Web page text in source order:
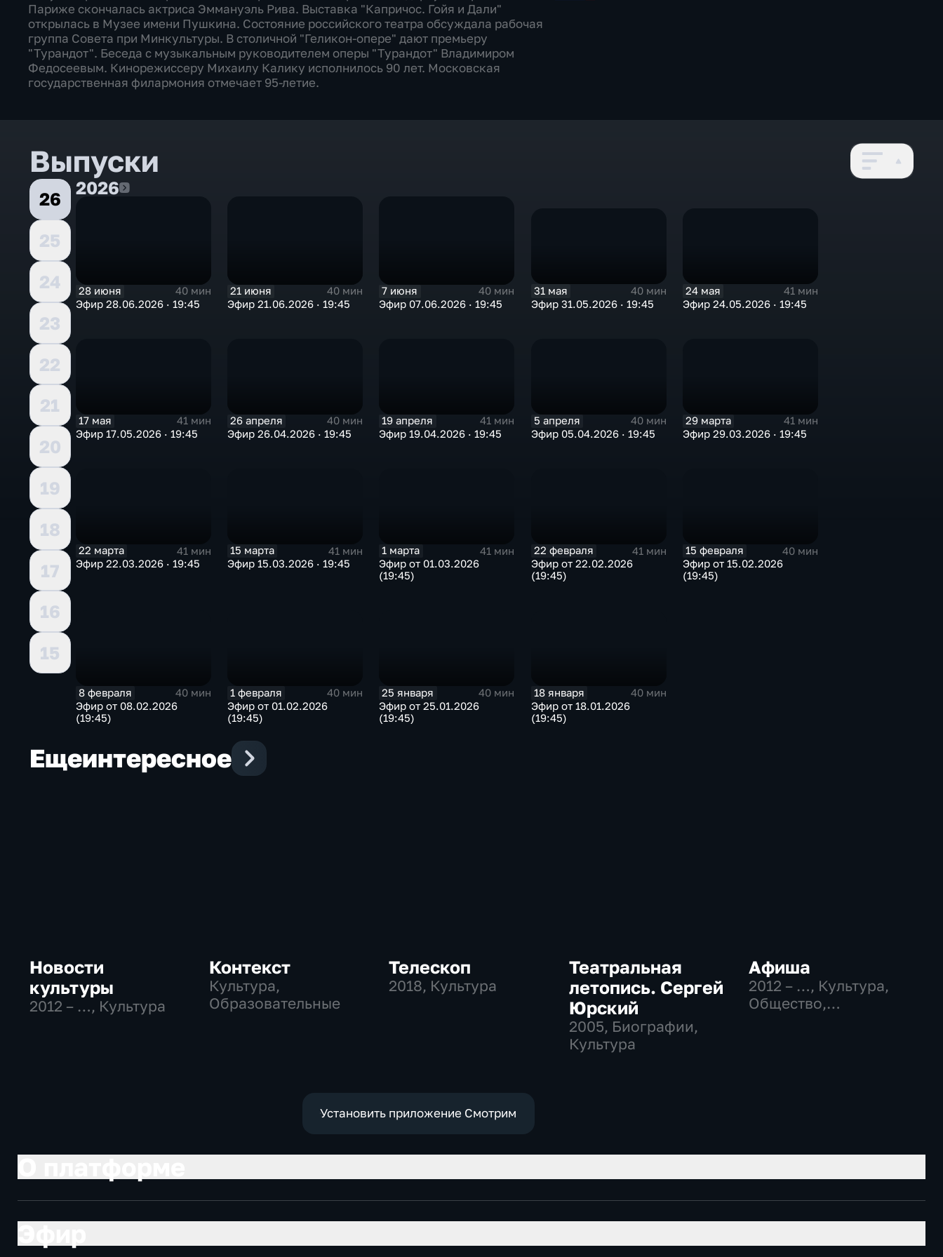
Париже скончалась актриса Эммануэль Рива. Выставка "Капричос. Гойя и Дали"
открылась в Музее имени Пушкина. Состояние российского театра обсуждала рабочая
группа Совета при Минкультуры. В столичной "Геликон-опере" дают премьеру
"Турандот". Беседа с музыкальным руководителем оперы "Турандот" Владимиром
Федосеевым. Кинорежиссеру Михаилу Калику исполнилось 90 лет. Московская
государственная филармония отмечает 95-летие.
Выпуски
26
25
24
23
22
21
20
19
18
17
16
15
20262026
28 июня
40 мин
Эфир 28.06.2026 · 19:45
21 июня
40 мин
Эфир 21.06.2026 · 19:45
7 июня
40 мин
Эфир 07.06.2026 · 19:45
31 мая
40 мин
Эфир 31.05.2026 · 19:45
24 мая
41 мин
Эфир 24.05.2026 · 19:45
17 мая
41 мин
Эфир 17.05.2026 · 19:45
26 апреля
40 мин
Эфир 26.04.2026 · 19:45
19 апреля
41 мин
Эфир 19.04.2026 · 19:45
5 апреля
40 мин
Эфир 05.04.2026 · 19:45
29 марта
41 мин
Эфир 29.03.2026 · 19:45
22 марта
41 мин
Эфир 22.03.2026 · 19:45
15 марта
41 мин
Эфир 15.03.2026 · 19:45
1 марта
41 мин
Эфир от 01.03.2026
(19:45)
22 февраля
41 мин
Эфир от 22.02.2026
(19:45)
15 февраля
40 мин
Эфир от 15.02.2026
(19:45)
8 февраля
40 мин
Эфир от 08.02.2026
(19:45)
1 февраля
40 мин
Эфир от 01.02.2026
(19:45)
25 января
40 мин
Эфир от 25.01.2026
(19:45)
18 января
40 мин
Эфир от 18.01.2026
(19:45)
Ещеинтересное
Новости
культуры
2012 – …, Культура
Контекст
Культура,
Образовательные
Телескоп
2018, Культура
Театральная
летопись. Сергей
Юрский
2005, Биографии,
Культура
Афиша
2012 – …, Культура,
Общество,
Установить приложение Смотрим